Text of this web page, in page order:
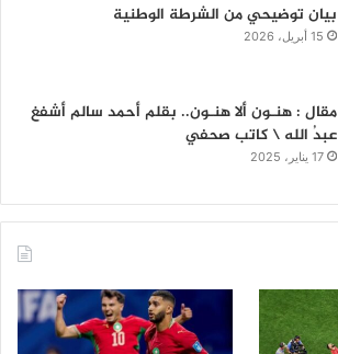
بيان توضيحي من الشرطة الوطنية
15 أبريل، 2026
مقال : هنـون ألا هنـون.. بقلم أحمد سالم أشفغ
عبدُ الله \ كاتب صحفي
17 يناير، 2025